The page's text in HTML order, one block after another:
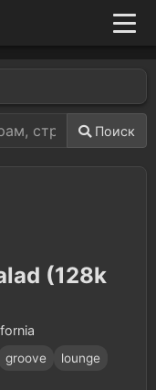
Поиск
(128k
groove lounge